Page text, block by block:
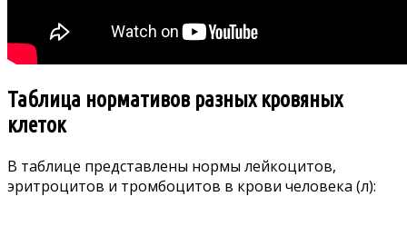
Таблица нормативов разных кровяных
клеток
В таблице представлены нормы лейкоцитов,
эритроцитов и тромбоцитов в крови человека (л):